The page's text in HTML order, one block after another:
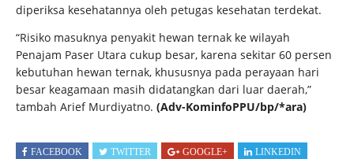
diperiksa kesehatannya oleh petugas kesehatan terdekat.
“Risiko masuknya penyakit hewan ternak ke wilayah
Penajam Paser Utara cukup besar, karena sekitar 60 persen
kebutuhan hewan ternak, khususnya pada perayaan hari
besar keagamaan masih didatangkan dari luar daerah,”
tambah Arief Murdiyatno. (Adv-KominfoPPU/bp/*ara)
FACEBOOK TWITTER GOOGLE+
LINKEDIN